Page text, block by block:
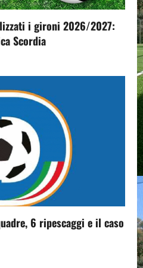
i gironi 2026/2027:
Scordia
6 ripescaggi e il caso